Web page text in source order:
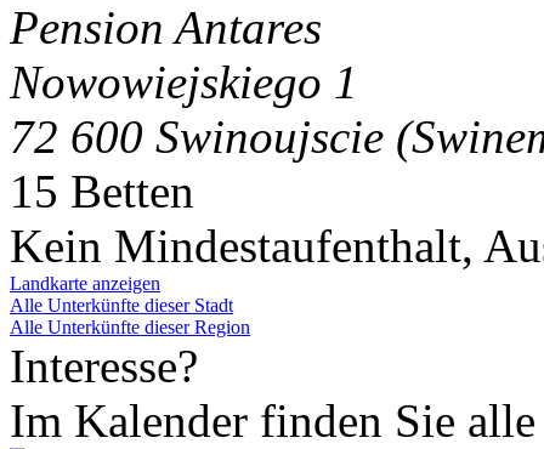
Pension Antares
Nowowiejskiego 1
72 600 Swinoujscie
15 Betten
Kein Mindestaufenthalt,
Landkarte anzeigen
Alle Unterkünfte dieser Stadt
Alle Unterkünfte dieser Region
Interesse?
Im Kalender finden Sie